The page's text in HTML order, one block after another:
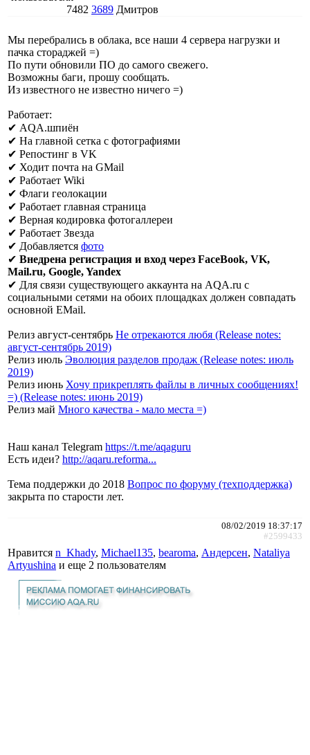
7482 3689 Дмитров
Мы перебрались в облака, все наши 4 сервера нагрузки и
пачка стораджей =)
По пути обновили ПО до самого свежего.
Возможны баги, прошу сообщать.
Из известного не известно ничего =)
Работает:
✔ AQA.шпиён
✔ На главной сетка с фотографиями
✔ Репостинг в VK
✔ Ходит почта на GMail
✔ Работает Wiki
✔ Флаги геолокации
✔ Работает главная страница
✔ Верная кодировка фотогаллереи
✔ Работает Звезда
✔ Добавляется фото
✔ Внедрена регистрация и вход через FaceBook, VK,
Mail.ru, Google, Yandex
✔ Для связи существующего аккаунта на AQA.ru c
социальными сетями на обоих площадках должен совпадать
основной EMail.
Релиз август-сентябрь Не отрекаются любя (Release notes:
август-сентябрь 2019)
Релиз июль Эволюция разделов продаж (Release notes: июль
2019)
Релиз июнь Хочу прикреплять файлы в личных сообщениях!
=) (Release notes: июнь 2019)
Релиз май Много качества - мало места =)
Наш канал Telegram https://t.me/aqaguru
Есть идеи? http://aqaru.reforma...
Тема поддержки до 2018 Вопрос по форуму (техподдержка)
закрыта по старости лет.
08/02/2019 18:37:17
#2599433
Нравится n_Khady, Michael135, bearoma, Андерсен, Nataliya
Artyushina и еще 2 пользователям